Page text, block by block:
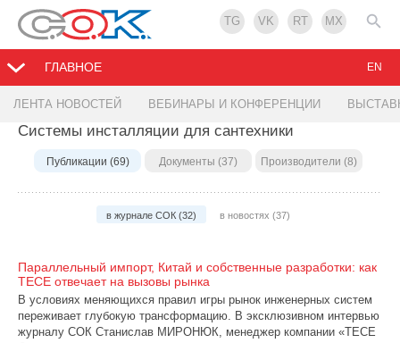
TG VK RT MX
ГЛАВНОЕ
ЛЕНТА НОВОСТЕЙ ВЕБИНАРЫ И КОНФЕРЕНЦИИ
EN
Системы инсталляции для сантехники
Публикации (69) Документы (37) Производители (8)
в журнале СОК (32) в новостях (37)
Параллельный импорт, Китай и собственные разработки: как
TECE отвечает на вызовы рынка
В условиях меняющихся правил игры рынок инженерных систем
переживает глубокую трансформацию. В эксклюзивном интервью
журналу СОК Станислав МИРОНЮК, менеджер компании «TECE